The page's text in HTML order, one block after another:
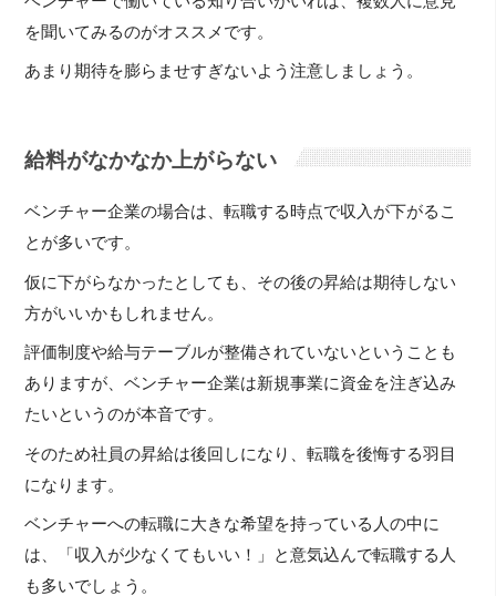
を聞いてみるのがオススメです。
あまり期待を膨らませすぎないよう注意しましょう。
給料がなかなか上がらない
ベンチャー企業の場合は、転職する時点で収入が下がるこ
とが多いです。
仮に下がらなかったとしても、その後の昇給は期待しない
方がいいかもしれません。
評価制度や給与テーブルが整備されていないということも
ありますが、ベンチャー企業は新規事業に資金を注ぎ込み
たいというのが本音です。
そのため社員の昇給は後回しになり、転職を後悔する羽目
になります。
ベンチャーへの転職に大きな希望を持っている人の中に
は、「収入が少なくてもいい！」と意気込んで転職する人
も多いでしょう。